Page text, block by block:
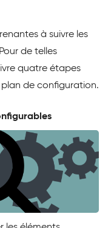
à suivre les
de telles
quatre étapes
de configuration.